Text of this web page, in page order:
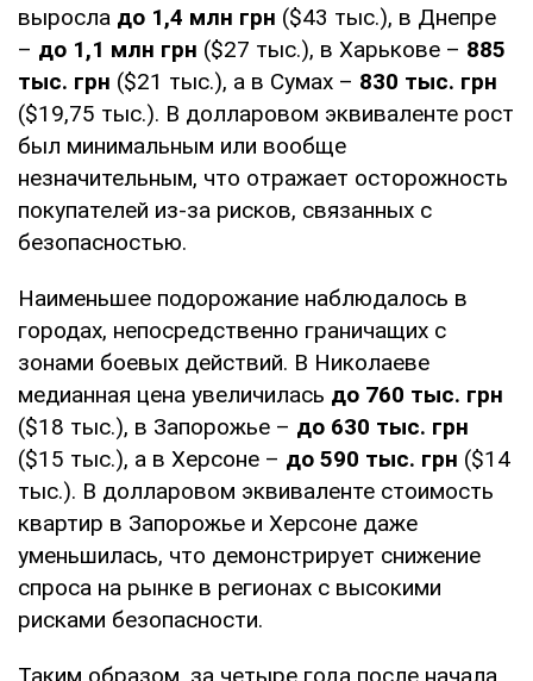
выросла до 1,4 млн грн ($43 тыс.), в Днепре
– до 1,1 млн грн ($27 тыс.), в Харькове – 885
тыс. грн ($21 тыс.), а в Сумах – 830 тыс. грн
($19,75 тыс.). В долларовом эквиваленте рост
был минимальным или вообще
незначительным, что отражает осторожность
покупателей из-за рисков, связанных с
безопасностью.
Наименьшее подорожание наблюдалось в
городах, непосредственно граничащих с
зонами боевых действий. В Николаеве
медианная цена увеличилась до 760 тыс. грн
($18 тыс.), в Запорожье – до 630 тыс. грн
($15 тыс.), а в Херсоне – до 590 тыс. грн ($14
тыс.). В долларовом эквиваленте стоимость
квартир в Запорожье и Херсоне даже
уменьшилась, что демонстрирует снижение
спроса на рынке в регионах с высокими
рисками безопасности.
Таким образом, за четыре года после начала